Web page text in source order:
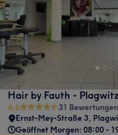
Hair by Fauth - Plagwitz
4,6
31 Bewertungen
Ernst-Mey-Straße 3,
Geöffnet Morgen: 08:00 -